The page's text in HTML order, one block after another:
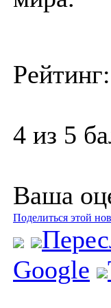
Рейтинг:
4 из 5
Ваша
Поделиться этой
Google